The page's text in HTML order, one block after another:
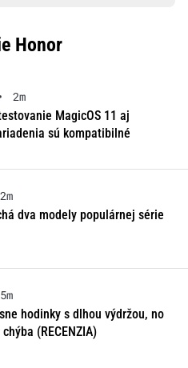
Honor
2m
MagicOS 11 aj
sú kompatibilné
2m
dva modely populárnej série
5m
hodinky s dlhou výdržou, no
(RECENZIA)